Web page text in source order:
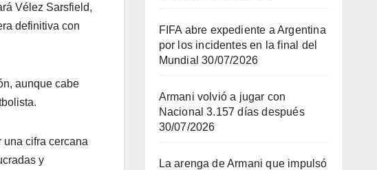
Vélez Sarsfield,
definitiva con
aunque cabe
cifra cercana
y
FIFA abre expediente a Argentina
por los incidentes en la final del
Mundial 30/07/2026
Armani volvió a jugar con
Nacional 3.157 días después
30/07/2026
La arenga de Armani que impulsó